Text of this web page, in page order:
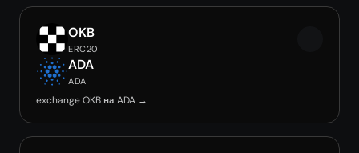
OKB
ERC20
ADA
ADA
exchange OKB на ADA →